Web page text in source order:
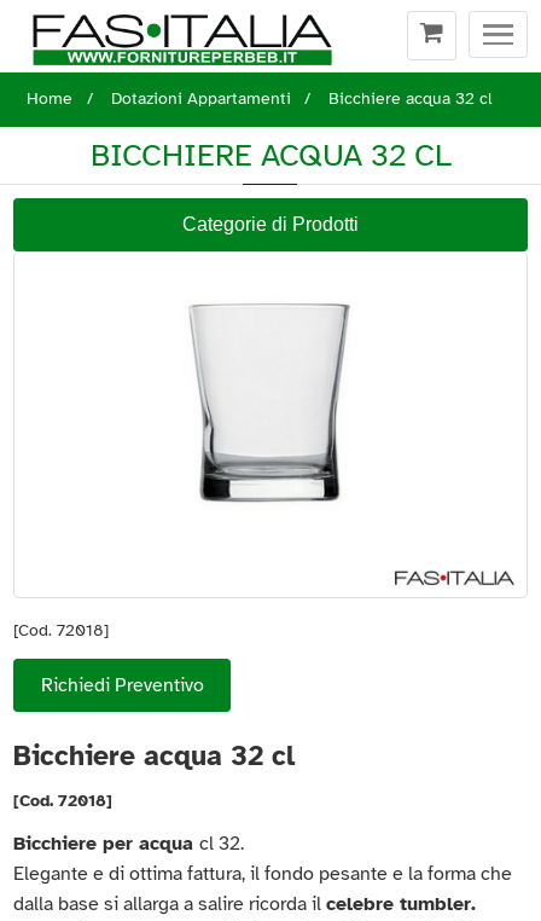
Home
Dotazioni Appartamenti Bicchiere acqua 32 cl
BICCHIERE ACQUA 32 CL
Categorie di Prodotti
[Cod. 72018]
Richiedi Preventivo
Bicchiere acqua 32 cl
[Cod. 72018]
Bicchiere per acquacl 32.
Elegante e di ottima fattura, il fondo pesante e la forma che
dalla base si allarga a salire ricorda ilcelebre tumbler.